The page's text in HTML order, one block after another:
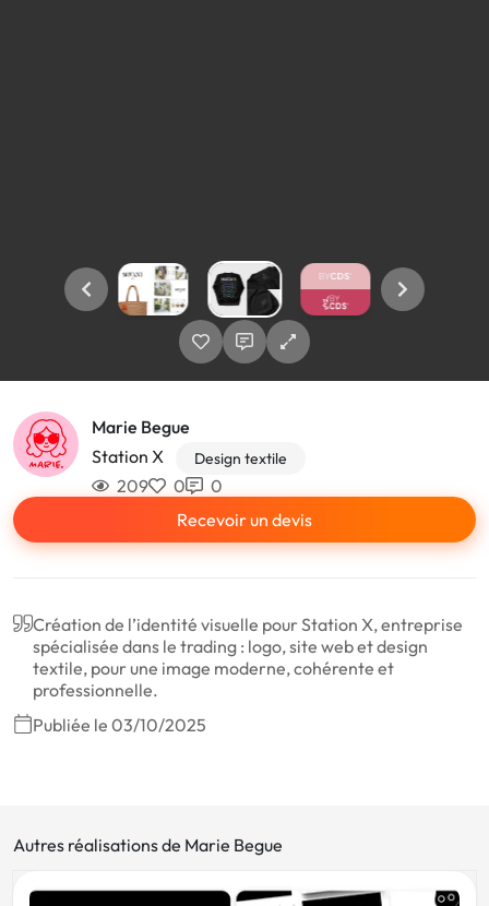
Marie Begue
Station X
Design textile
209 0
0
Recevoir un devis
Création de l’identité visuelle pour Station X, entreprise
spécialisée dans le trading : logo, site web et design
textile, pour une image moderne, cohérente et
professionnelle.
Publiée le 03/10/2025
Autres réalisations de Marie Begue